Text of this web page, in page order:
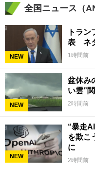
全国ニュース（
NEW
トラ
表 ネ
1時間前
NEW
盆休み
い雲”
2時間前
NEW
“暴走
を欺こ
に
2時間前